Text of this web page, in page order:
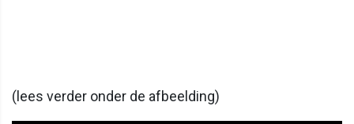
(lees verder onder de afbeelding)